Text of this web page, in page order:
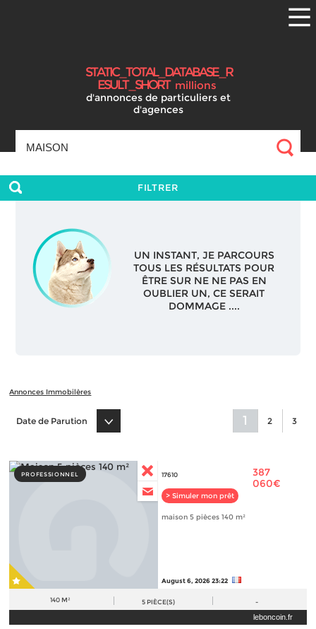
STAT
I
C_TOTA
L_DATABAS
E_R
ESUL
T_SHOR
T millions
d'annonces de particuliers et
d'agences
FILTRER
UN INSTANT, JE PARCOURS
TOUS LES RÉSULTATS POUR
ÊTRE SUR NE NE PAS EN
OUBLIER UN, CE SERAIT
DOMMAGE ....
Annonces Immobilères
1 2 3
Date de Parution
PROFESSIONNEL 17610
> Simuler mon prêt
387
060€
maison 5 pièces 140 m²
August 6, 2026 23:22
140 M² 5 PIÈCE(S) -
leboncoin.fr